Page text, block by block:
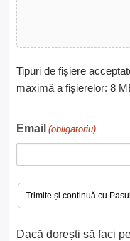
Tipuri de fișiere
maximă a fișierelor: 8
Email (obligatoriu)
Dacă dorești să faci